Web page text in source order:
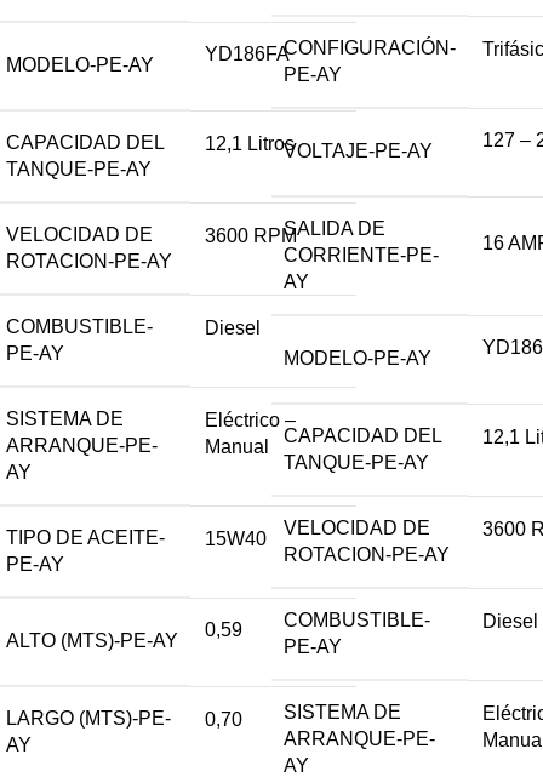
MODELO-PE-AY
YD186FA
CAPACIDAD DEL
TANQUE-PE-AY
12,1 Litros
VELOCIDAD DE
ROTACION-PE-AY
3600 RPM
COMBUSTIBLE-
PE-AY
Diesel
SISTEMA DE
ARRANQUE-PE-
AY
Eléctrico –
Manual
TIPO DE ACEITE-
PE-AY
15W40
ALTO (MTS)-PE-AY
0,59
LARGO (MTS)-PE-
AY
0,70
CONFIGURACIÓN-
PE-AY
VOLTAJE-PE-AY
127 –
SALIDA DE
CORRIENTE-PE-
AY
16
MODELO-PE-AY
CAPACIDAD DEL
TANQUE-PE-AY
12,1
VELOCIDAD DE
ROTACION-PE-AY
3600
COMBUSTIBLE-
PE-AY
Diesel
SISTEMA DE
ARRANQUE-PE-
AY